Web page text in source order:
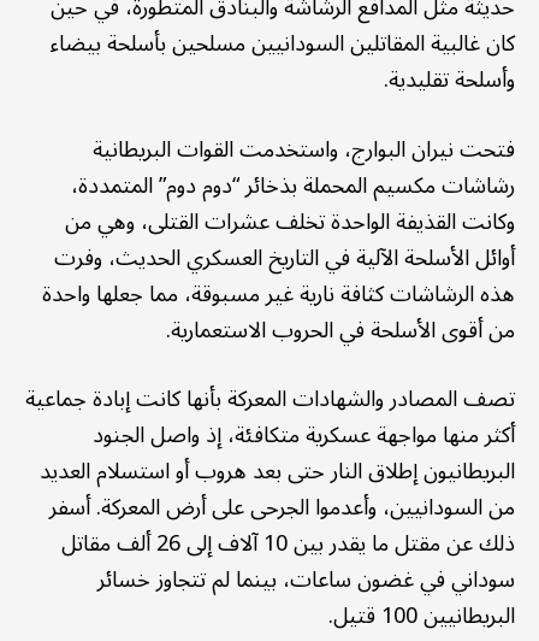
كان غالبية المقاتلين السودانيين مسلحين بأسلحة بيضاء
وأسلحة تقليدية.
فتحت نيران البوارج، واستخدمت القوات البريطانية
رشاشات مكسيم المحملة بذخائر “دوم دوم” المتمددة،
وكانت القذيفة الواحدة تخلف عشرات القتلى، وهي من
أوائل الأسلحة الآلية في التاريخ العسكري الحديث، وفرت
هذه الرشاشات كثافة نارية غير مسبوقة، مما جعلها واحدة
من أقوى الأسلحة في الحروب الاستعمارية.
تصف المصادر والشهادات المعركة بأنها كانت إبادة جماعية
أكثر منها مواجهة عسكرية متكافئة، إذ واصل الجنود
البريطانيون إطلاق النار حتى بعد هروب أو استسلام العديد
من السودانيين، وأعدموا الجرحى على أرض المعركة. أسفر
ذلك عن مقتل ما يقدر بين 10 آلاف إلى 26 ألف مقاتل
سوداني في غضون ساعات، بينما لم تتجاوز خسائر
البريطانيين 100 قتيل.